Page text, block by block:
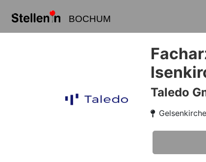
BOCHUM
Taledo